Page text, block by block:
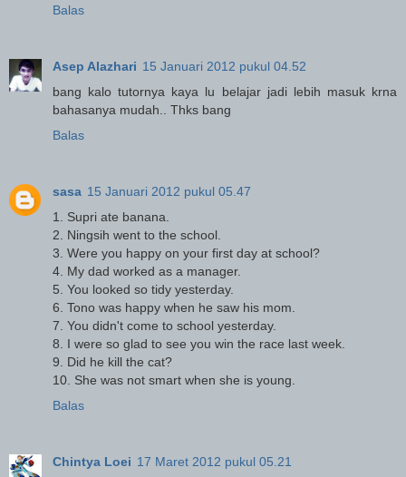
Balas
Asep Alazhari 15 Januari 2012 pukul 04.52
bang kalo tutornya kaya lu belajar jadi lebih masuk krna
bahasanya mudah.. Thks bang
Balas
sasa 15 Januari 2012 pukul 05.47
1. Supri ate banana.
2. Ningsih went to the school.
3. Were you happy on your first day at school?
4. My dad worked as a manager.
5. You looked so tidy yesterday.
6. Tono was happy when he saw his mom.
7. You didn't come to school yesterday.
8. I were so glad to see you win the race last week.
9. Did he kill the cat?
10. She was not smart when she is young.
Balas
Chintya Loei 17 Maret 2012 pukul 05.21